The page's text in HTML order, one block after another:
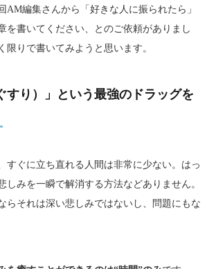
AM編集さんから「好きな人に振られたら」
を書いてください、とのご依頼がありまし
限りで書いてみようと思います。
すり）」という最強のドラッグを
すぐに立ち直れる人間は非常に少ない。はっ
しみを一瞬で解消する方法などありません。
らそれは深い悲しみではないし、問題にもな